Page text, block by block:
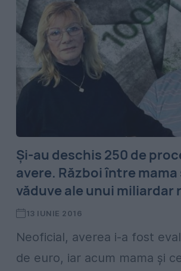
Şi-au deschis 250 de
avere. Război între
văduve ale unui miliardar
13 IUNIE 2016
Neoficial, averea i-a fost
de euro, iar acum mama şi